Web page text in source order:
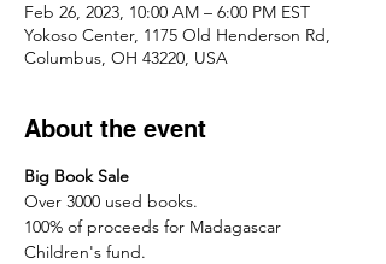
Feb 26, 2023, 10:00 AM – 6:00 PM EST
Yokoso Center, 1175 Old Henderson Rd,
Columbus, OH 43220, USA
About the event
Big Book Sale
Over 3000 used books.
100% of proceeds for Madagascar
Children's fund.